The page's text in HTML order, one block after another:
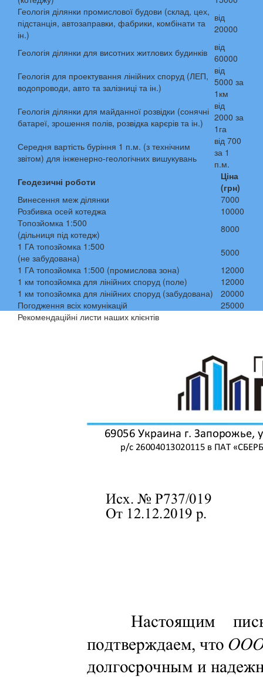
Геологія ділянки промислової будови (склад, цех,
підстанція, автозаправки, фабрики, комбінати та
ін.)
від
20000
Геологія ділянки для висотних житлових будинків
від
60000
Геологія для проектування лінійних споруд (ЛЕП,
водопроводи, авто та залізниці та ін.)
від
5000 за
1км
Геологія ділянки для майданної розвідки (сонячні
батареї, зрошення полів, розвідка карєрів та ін.)
від
2000 за
1га
Середня вартість буріння 1 п.м. (з технічним
звітом) для інженерно-геологічних вишукувань
від 700
за 1
п.м.
Геодезичні роботи
Ціна
(грн)
Винесення меж ділянки
7000
Розбивка осей котеджа
10000
Топозйомка 1:500
(дільниця під котедж)
8000
1 ГА топозйомка 1:500
(не забудована)
5000
1 ГА топозйомка 1:500 (промислова зона)
12000
1 км топозйомка для лінійних споруд (поле)
12000
1 км топозйомка для лінійних споруд (забудована)
20000
Погодження всіх комунікацій
25000
Рекомендаційні листи наших клієнтів